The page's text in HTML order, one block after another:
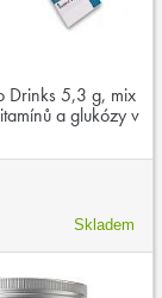
Drinks 5,3 g, mix
a glukózy v
Skladem